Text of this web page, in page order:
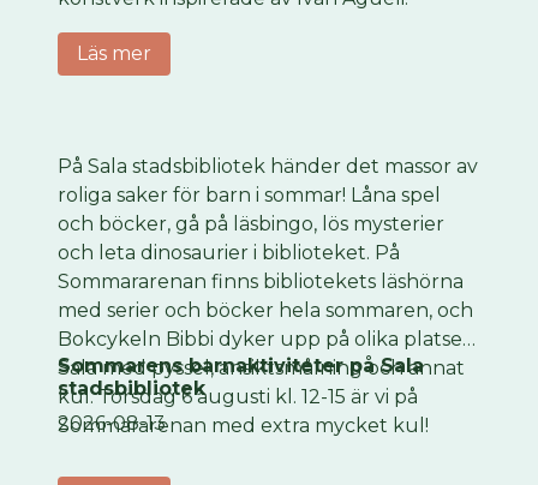
Läs mer
2026-08-13
Sommarens barnaktiviteter på Sala
stadsbibliotek
På Sala stadsbibliotek händer det massor av
roliga saker för barn i sommar! Låna spel
och böcker, gå på läsbingo, lös mysterier
och leta dinosaurier i biblioteket. På
Sommararenan finns bibliotekets läshörna
med serier och böcker hela sommaren, och
Bokcykeln Bibbi dyker upp på olika platser i
Sala med pyssel, ansiktsmålning och annat
kul. Torsdag 6 augusti kl. 12-15 är vi på
Sommararenan med extra mycket kul!